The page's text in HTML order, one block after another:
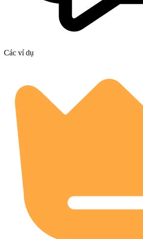
Các ví dụ